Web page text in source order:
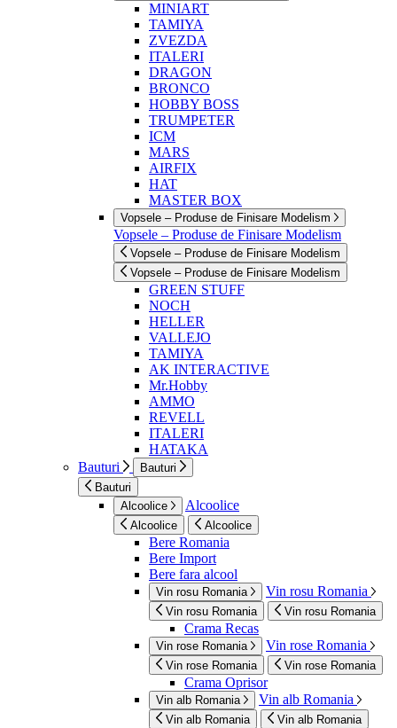
MINIART
TAMIYA
ZVEZDA
ITALERI
DRAGON
BRONCO
HOBBY BOSS
TRUMPETER
ICM
MARS
AIRFIX
HAT
MASTER BOX
Vopsele – Produse de Finisare Modelism
Vopsele – Produse de Finisare Modelism
Vopsele – Produse de Finisare Modelism
Vopsele – Produse de Finisare Modelism
GREEN STUFF
NOCH
HELLER
VALLEJO
TAMIYA
AK INTERACTIVE
Mr.Hobby
AMMO
REVELL
ITALERI
HATAKA
Bauturi
Bauturi
Bauturi
Alcoolice
Alcoolice
Alcoolice Alcoolice
Bere Romania
Bere Import
Bere fara alcool
Vin rosu Romania Vin rosu Romania
Vin rosu Romania Vin rosu Romania
Crama Recas
Vin rose Romania Vin rose Romania
Vin rose Romania Vin rose Romania
Crama Oprisor
Vin alb Romania Vin alb Romania
Vin alb Romania Vin alb Romania